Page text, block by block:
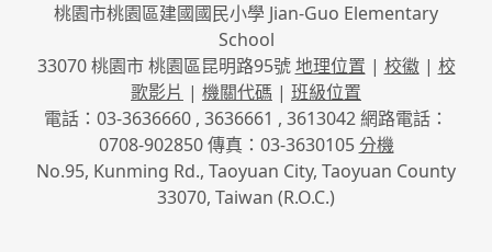
桃園市桃園區建國國民小學 Jian-Guo Elementary
School
33070 桃園市 桃園區昆明路95號地理位置 | 校徽| 校
歌影片 | 機關代碼 | 班級位置
電話：03-3636660 , 3636661 , 3613042 網路電話：
0708-902850 傳真：03-3630105分機
No.95, Kunming Rd., Taoyuan City, Taoyuan County
33070, Taiwan (R.O.C.)